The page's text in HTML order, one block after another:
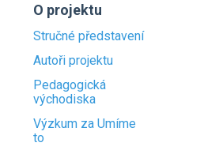
O projektu
Stručné představení
Autoři projektu
Pedagogická
východiska
Výzkum za Umíme
to